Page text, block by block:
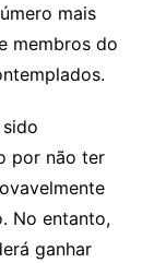
mais
membros do
por não ter
No entanto,
ganhar